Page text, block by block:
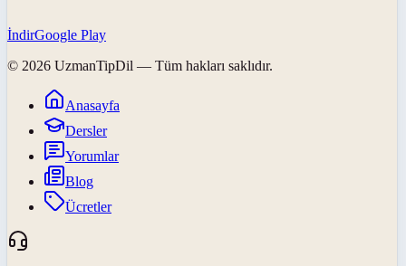
İndirGoogle Play
© 2026 UzmanTipDil — Tüm hakları saklıdır.
Anasayfa
Dersler
Yorumlar
Blog
Ücretler